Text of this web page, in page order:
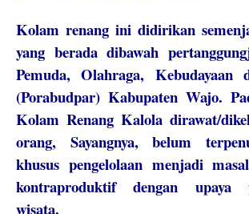
Kolam renang ini didirikan
yang berada dibawah
Pemuda, Olahraga, Kebudayaan
(Porabudpar) Kabupaten Wajo.
Kolam Renang Kalola dirawat/
orang, Sayangnya, belum
khusus pengelolaan menjadi
kontraproduktif dengan upaya
wisata.